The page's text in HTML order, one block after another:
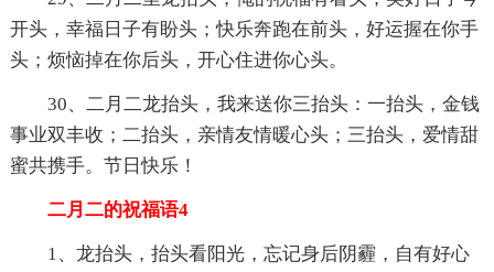
开头，幸福日子有盼头；快乐奔跑在前头，好运握在你手
头；烦恼掉在你后头，开心住进你心头。
30、二月二龙抬头，我来送你三抬头：一抬头，金钱
事业双丰收；二抬头，亲情友情暖心头；三抬头，爱情甜
蜜共携手。节日快乐！
二月二的祝福语4
1、龙抬头，抬头看阳光，忘记身后阴霾，自有好心